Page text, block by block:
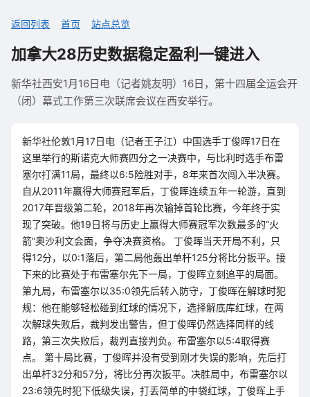
返回列表 首页 站点总览
加拿大28历史数据稳定盈利一键进入
新华社西安1月16日电（记者姚友明）16日，第十四届全运会开
（闭）幕式工作第三次联席会议在西安举行。
新华社伦敦1月17日电（记者王子江）中国选手丁俊晖17日在
这里举行的斯诺克大师赛四分之一决赛中，与比利时选手布雷
塞尔打满11局，最终以6:5险胜对手，8年来首次闯入半决赛。
自从2011年赢得大师赛冠军后，丁俊晖连续五年一轮游，直到
2017年晋级第二轮，2018年再次输掉首轮比赛，今年终于实
现了突破。他19日将与历史上赢得大师赛冠军次数最多的“火
箭”奥沙利文会面，争夺决赛资格。 丁俊晖当天开局不利，只
得12分，以0:1落后，第二局他轰出单杆125分将比分扳平。接
下来的比赛处于布雷塞尔先下一局，丁俊晖立刻追平的局面。
第九局，布雷塞尔以35:0领先后转入防守，丁俊晖在解球时犯
规：他在能够轻松碰到红球的情况下，选择解底库红球，在两
次解球失败后，裁判发出警告，但丁俊晖仍然选择同样的线
路，第三次失败后，裁判直接判负。布雷塞尔以5:4取得赛
点。 第十局比赛，丁俊晖并没有受到刚才失误的影响，先后打
出单杆32分和57分，将比分再次扳平。决胜局中，布雷塞尔以
23:6领先时犯下低级失误，打丢简单的中袋红球，丁俊晖上手